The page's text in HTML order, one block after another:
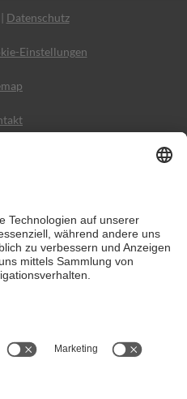
| Datenschutz
Einstellungen
für unvergesslichen
und Angeboten in den
der Inhalte, können Fehler
für die Richtigkeit und
beim Veranstalter vor Ort